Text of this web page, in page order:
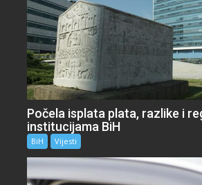
Počela isplata plata, razlike i
institucijama BiH
BiH Vijesti